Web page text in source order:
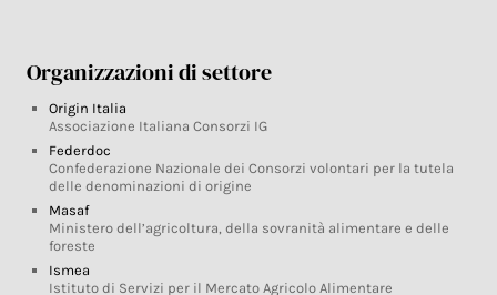
Organizzazioni di settore
Origin Italia
Associazione Italiana Consorzi IG
Federdoc
Confederazione Nazionale dei Consorzi volontari per la tutela
delle denominazioni di origine
Masaf
Ministero dell’agricoltura, della sovranità alimentare e delle
foreste
Ismea
Istituto di Servizi per il Mercato Agricolo Alimentare